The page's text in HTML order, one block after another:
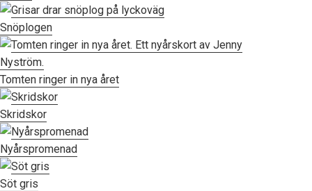
Snöplogen
Tomten ringer in nya året
Skridskor
Nyårspromenad
Söt gris